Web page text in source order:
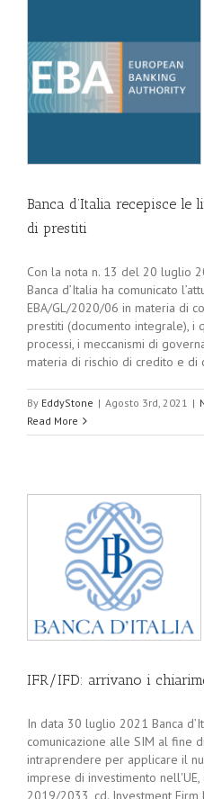
Banca d’Italia recepisce le
di prestiti
Con la nota n. 13 del 20 luglio
Banca d’Italia ha comunicato
EBA/GL/2020/06 in materia di
prestiti (documento integrale), i
processi, i meccanismi di
materia di rischio di credito e di
By EddyStone | Agosto 3rd, 2021 |
Read More
IFR/IFD: arrivano i
In data 30 luglio 2021 Banca
comunicazione alle SIM al fine
intraprendere per applicare il
imprese di investimento
2019/2033, cd. Investment Firm